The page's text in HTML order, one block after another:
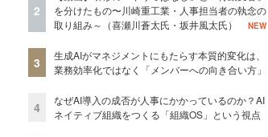
2
を分けたもの〜川崎重工業・人事担当者の執念の
取り組み～（喜瀬川蒼太氏・坂井風太氏）
NEW
3
生成AIがマネジメントにもたらす本質的変化は、
業務効率化ではなく「メンバーへの向き合い方」
4
なぜAI導入の成否が人事にかかっているのか？AI
ネイティブ組織をつくる「組織OS」という視点